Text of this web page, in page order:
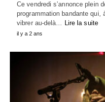
Ce vendredi s’annonce plein
programmation bandante qui,
vibrer au-delà… Lire la suite
il y a 2 ans